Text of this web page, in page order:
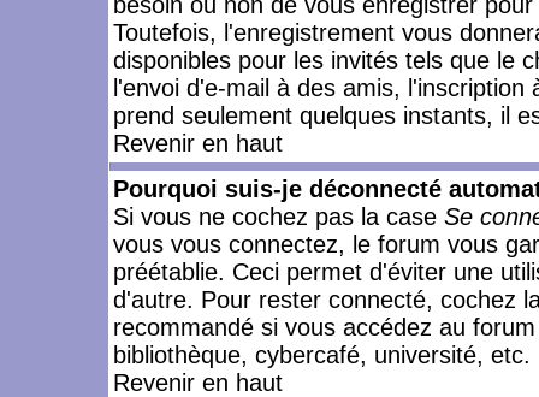
Toutefois, l'enregistrement vous
disponibles pour les invités tels que le
l'envoi d'e-mail à des amis,
prend seulement quelques instants, il
Revenir en haut
Pourquoi suis-je déconnecté
Si vous ne cochez pas la case Se
vous vous connectez, le forum vous
préétablie. Ceci permet d'éviter une
d'autre. Pour rester connecté, cochez
recommandé si vous accédez au
bibliothèque, cybercafé, université, etc.
Revenir en haut